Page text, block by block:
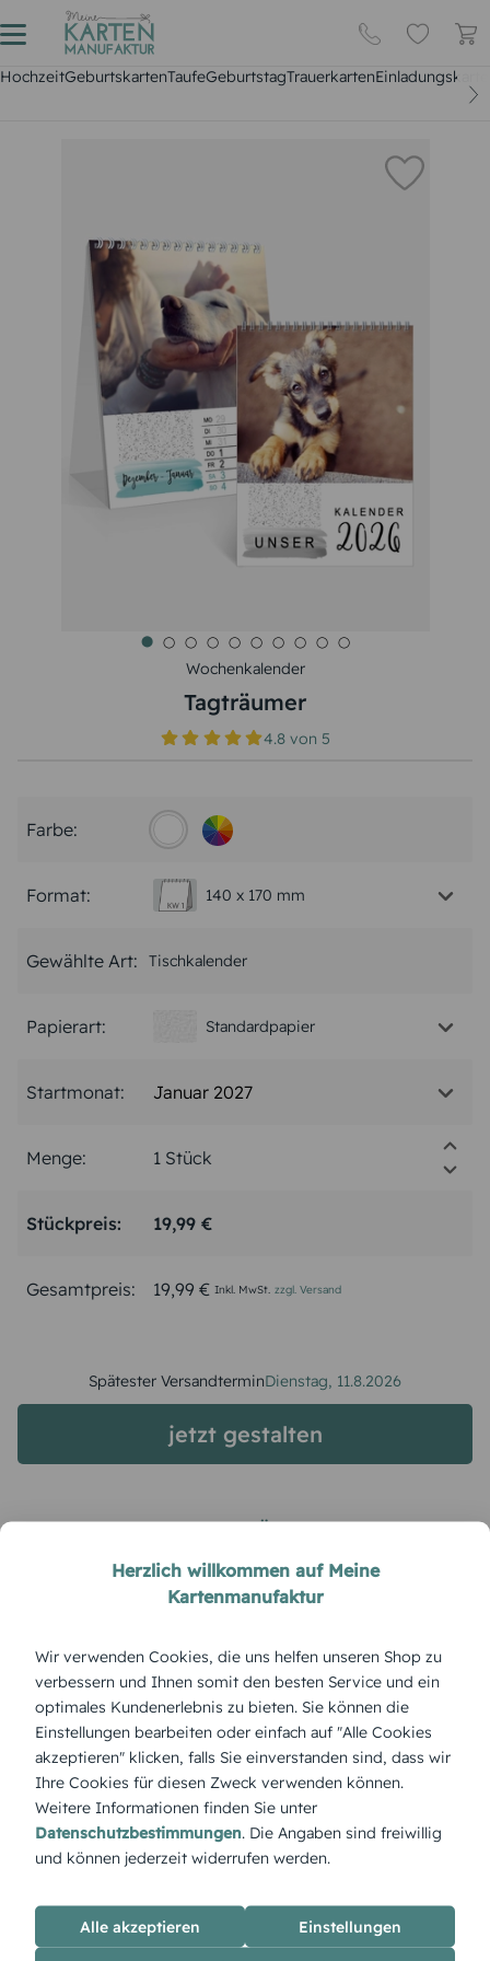
HochzeitGeburtskartenTaufeGeburtstagTrauerkarten
Wochenkalender
Tagträumer
4.8 von5
Farbe:
Format: 140 x 170 mm
Gewählte Art: Tischkalender
Papierart: Standardpapier
Startmonat: Januar 2027
Menge:
Stückpreis: 19,99 €
Gesamtpreis: 19,99 € Inkl. MwSt. zzgl. Versand
Spätester VersandterminDienstag, 11.8.2026
jetzt gestalten
KUNDEN GEFÄLLT AUCH
WOCHENKALENDER
Tischkalender Blanko
WOCHENKALENDER
Farbenspiel
ÜBERBLICK:
Herzlich willkommen auf Meine
Kartenmanufaktur
Wir verwenden Cookies, die uns helfen unseren Shop zu
verbessern und Ihnen somit den besten Service und ein
optimales Kundenerlebnis zu bieten. Sie können die
Einstellungen bearbeiten oder einfach auf "Alle Cookies
akzeptieren" klicken, falls Sie einverstanden sind, dass wir
Ihre Cookies für diesen Zweck verwenden können.
Weitere Informationen finden Sie unter
Datenschutzbestimmungen. Die Angaben sind freiwillig
und können jederzeit widerrufen werden.
Alle akzeptieren Einstellungen